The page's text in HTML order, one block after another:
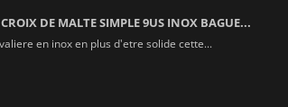
DE MALTE SIMPLE 9US INOX BAGUE...
en inox en plus d'etre solide cette...